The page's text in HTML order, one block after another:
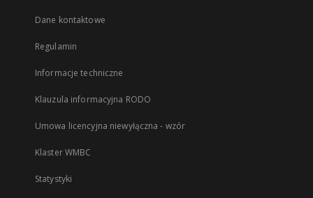
Dane kontaktowe
Regulamin
Informacje techniczne
Klauzula informacyjna RODO
Umowa licencyjna niewyłączna - wzór
Klaster WMBC
Statystyki